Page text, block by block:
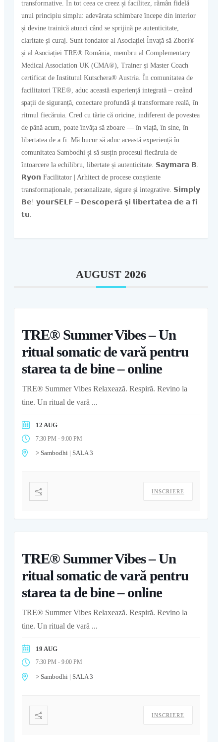
transformative. În tot ceea ce creez și facilitez, rămân fidelă
unui principiu simplu: adevărata schimbare începe din interior
și devine trainică atunci când se sprijină pe autenticitate,
claritate și curaj. Sunt fondator al Asociației Învață să Zbori®
și al Asociației TRE® România, membru al Complementary
Medical Association UK (CMA®), Trainer și Master Coach
certificat de Institutul Kutschera® Austria. În comunitatea de
facilitatori TRE®, aduc această experiență integrată – creând
spații de siguranță, conectare profundă și transformare reală, în
ritmul fiecăruia. Cred cu tărie că oricine, indiferent de povestea
de până acum, poate învăța să zboare — în viață, în sine, în
libertatea de a fi. Mă bucur să aduc această experiență în
comunitatea Sambodhi și să susțin procesul fiecăruia de
întoarcere la echilibru, libertate și autenticitate. 𝗦𝗮𝘆𝗺𝗮𝗿𝗮 𝗕.
𝗥𝘆𝗼𝗻 Facilitator | Arhitect de procese conștiente
transformaționale, personalizate, sigure și integrative. 𝗦𝗶𝗺𝗽𝗹𝘆
𝗕𝗲! 𝘆𝗼𝘂𝗿𝗦𝗘𝗟𝗙 – 𝗗𝗲𝘀𝗰𝗼𝗽𝗲𝗿𝗮̆ 𝘀̦𝗶 𝗹𝗶𝗯𝗲𝗿𝘁𝗮𝘁𝗲𝗮 𝗱𝗲 𝗮 𝗳𝗶
𝘁𝘂.
AUGUST 2026
TRE® Summer Vibes – Un
ritual somatic de vară pentru
starea ta de bine – online
TRE® Summer Vibes Relaxează. Respiră. Revino la
tine. Un ritual de vară ...
12 AUG
7:30 PM - 9:00 PM
> Sambodhi | SALA 3
INSCRIERE
TRE® Summer Vibes – Un
ritual somatic de vară pentru
starea ta de bine – online
TRE® Summer Vibes Relaxează. Respiră. Revino la
tine. Un ritual de vară ...
19 AUG
7:30 PM - 9:00 PM
> Sambodhi | SALA 3
INSCRIERE